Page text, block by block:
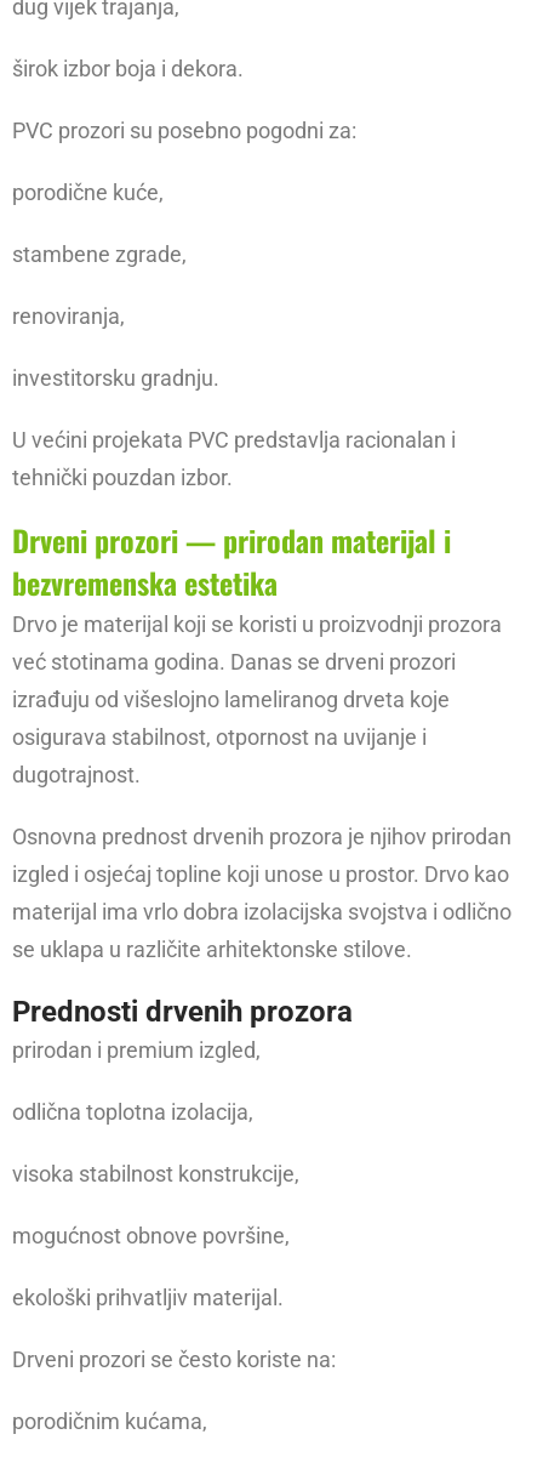
dug vijek trajanja,
širok izbor boja i dekora.
PVC prozori su posebno pogodni za:
porodične kuće,
stambene zgrade,
renoviranja,
investitorsku gradnju.
U većini projekata PVC predstavlja racionalan i
tehnički pouzdan izbor.
Drveni prozori — prirodan materijal i
bezvremenska estetika
Drvo je materijal koji se koristi u proizvodnji prozora
već stotinama godina. Danas se drveni prozori
izrađuju od višeslojno lameliranog drveta koje
osigurava stabilnost, otpornost na uvijanje i
dugotrajnost.
Osnovna prednost drvenih prozora je njihov prirodan
izgled i osjećaj topline koji unose u prostor. Drvo kao
materijal ima vrlo dobra izolacijska svojstva i odlično
se uklapa u različite arhitektonske stilove.
Prednosti drvenih prozora
prirodan i premium izgled,
odlična toplotna izolacija,
visoka stabilnost konstrukcije,
mogućnost obnove površine,
ekološki prihvatljiv materijal.
Drveni prozori se često koriste na:
porodičnim kućama,